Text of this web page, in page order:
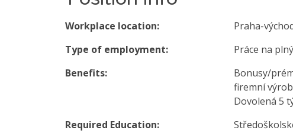
Workplace location:
Praha-
Type of employment:
Práce na
Benefits:
Bonusy/
firemní
Dovolená 5
Required Education: